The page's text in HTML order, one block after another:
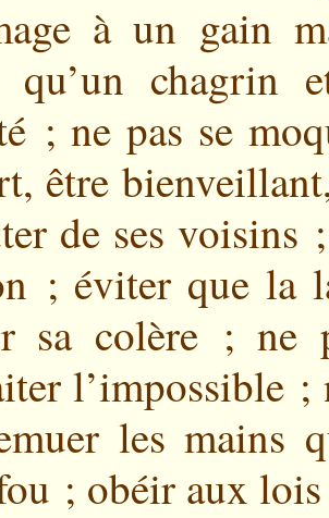
à un gain
qu’un chagrin
; ne pas se
être
de ses voisins
; éviter que la
sa colère ; ne
l’impossible ;
les mains
; obéir aux